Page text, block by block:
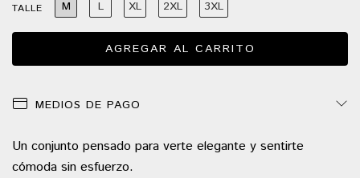
TALLE M L XL 2XL 3XL
MEDIOS DE PAGO
Un conjunto pensado para verte elegante y sentirte
cómoda sin esfuerzo.